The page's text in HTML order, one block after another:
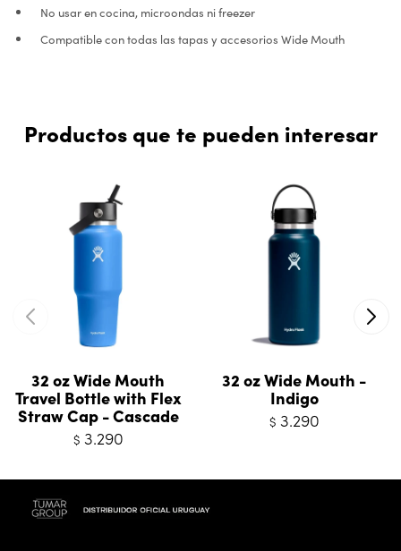
No usar en cocina, microondas ni freezer
Compatible con todas las tapas y accesorios Wide Mouth
Productos que te pueden interesar
32 oz Wide Mouth
Travel Bottle with Flex
Straw Cap - Cascade
$ 3.290
32 oz Wide Mouth -
Indigo
$ 3.290